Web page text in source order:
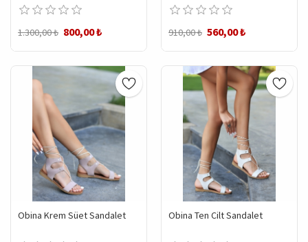
1.300,00 ₺ 800,00 ₺ 910,00 ₺ 560,00 ₺
Obina Krem Süet Sandalet Obina Ten Cilt Sandalet